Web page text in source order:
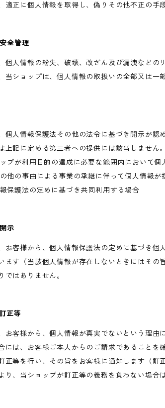
適正に個人情報を取得し、偽りその他不正の手
全管理
個人情報の紛失、破壊、改ざん及び漏洩など
当ショップは、個人情報の取扱いの全部又は
個人情報保護法その他の法令に基づき開示が
上記に定める第三者への提供には該当しません。
ップが利用目的の達成に必要な範囲内において
の他の事由による事業の承継に伴って個人情報が
報保護法の定めに基づき共同利用する場合
示
お客様から、個人情報保護法の定めに基づき
ます（当該個人情報が存在しないときにはそ
ではありません。
正等
お客様から、個人情報が真実でないという理
には、お客様ご本人からのご請求であること
正等を行い、その旨をお客様に通知します（
り、当ショップが訂正等の義務を負わない場合